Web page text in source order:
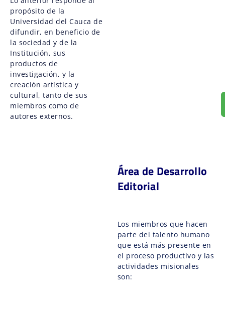
propósito de la
Universidad del Cauca de
difundir, en beneficio de
la sociedad y de la
Institución, sus
productos de
investigación, y la
creación artística y
cultural, tanto de sus
miembros como de
autores externos.
Área de Desarrollo
Editorial
Los miembros que hacen
parte del talento humano
que está más presente en
el proceso productivo y las
actividades misionales
son: